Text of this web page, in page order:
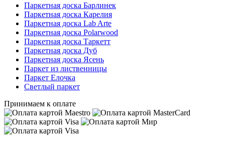
Паркетная доска Барлинек
Паркетная доска Карелия
Паркетная доска Lab Arte
Паркетная доска Polarwood
Паркетная доска Таркетт
Паркетная доска Дуб
Паркетная доска Ясень
Паркет из лиственницы
Паркет Елочка
Светлый паркет
Принимаем к оплате